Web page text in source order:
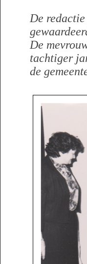
De
De
tachtiger
de